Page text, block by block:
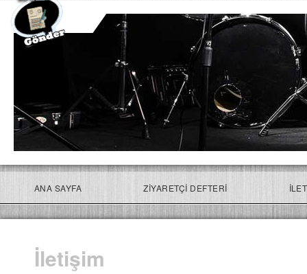
ANA SAYFA ZIYARETÇI DEFTERI
İletişim